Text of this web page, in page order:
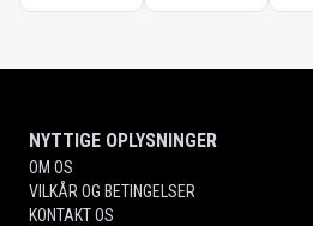
NYTTIGE OPLYSNINGER
OM OS
VILKÅR OG BETINGELSER
KONTAKT OS